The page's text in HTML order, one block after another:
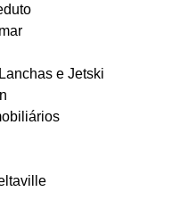
e Jetski